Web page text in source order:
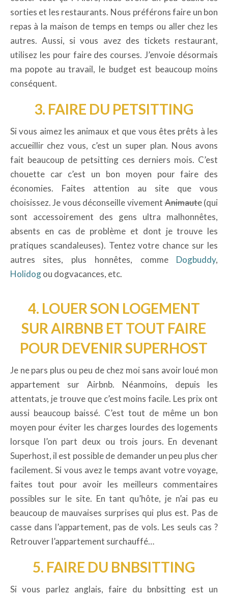
sorties et les restaurants. Nous préférons faire un bon
repas à la maison de temps en temps ou aller chez les
autres. Aussi, si vous avez des tickets restaurant,
utilisez les pour faire des courses. J’envoie désormais
ma popote au travail, le budget est beaucoup moins
conséquent.
3. FAIRE DU PETSITTING
Si vous aimez les animaux et que vous êtes prêts à les
accueillir chez vous, c’est un super plan. Nous avons
fait beaucoup de petsitting ces derniers mois. C’est
chouette car c’est un bon moyen pour faire des
économies. Faites attention au site que vous
choisissez. Je vous déconseille vivementAnimaute(qui
sont accessoirement des gens ultra malhonnêtes,
absents en cas de problème et dont je trouve les
pratiques scandaleuses). Tentez votre chance sur les
autres sites, plus honnêtes, comme Dogbuddy,
Holidogou dogvacances, etc.
4. LOUER SON LOGEMENT
SUR AIRBNB ET TOUT FAIRE
POUR DEVENIR SUPERHOST
Je ne pars plus ou peu de chez moi sans avoir loué mon
appartement sur Airbnb. Néanmoins, depuis les
attentats, je trouve que c’est moins facile. Les prix ont
aussi beaucoup baissé. C’est tout de même un bon
moyen pour éviter les charges lourdes des logements
lorsque l’on part deux ou trois jours. En devenant
Superhost, il est possible de demander un peu plus cher
facilement. Si vous avez le temps avant votre voyage,
faites tout pour avoir les meilleurs commentaires
possibles sur le site. En tant qu’hôte, je n’ai pas eu
beaucoup de mauvaises surprises qui plus est. Pas de
casse dans l’appartement, pas de vols. Les seuls cas ?
Retrouver l’appartement surchauffé…
5. FAIRE DU BNBSITTING
Si vous parlez anglais, faire du bnbsitting est un